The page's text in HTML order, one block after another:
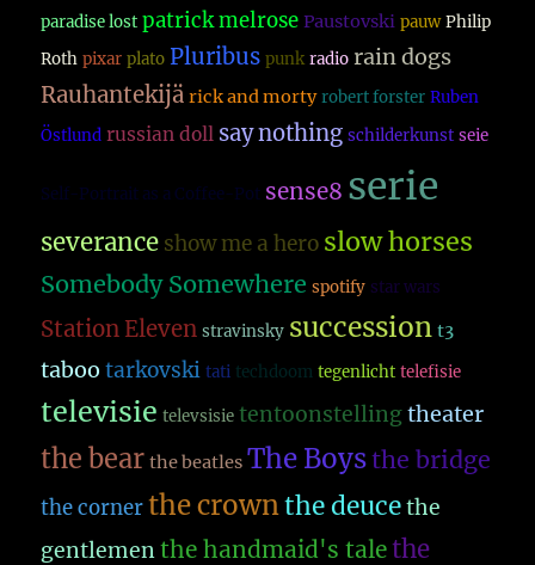
paradise lost patrick melrose Paustovski pauw Philip
Roth pixar plato Pluribus punk radio rain dogs
Rauhantekijä rick and morty robert forster Ruben
Östlund russian doll say nothing schilderkunst seie
Self-Portrait as a Coffee-Pot sense8 serie
severance show me a hero slow horses
Somebody Somewhere spotify star wars
Station Eleven stravinsky succession t3
taboo tarkovski tati techdoom tegenlicht telefisie
televisie televsisie tentoonstelling theater
the bear the beatles The Boysthe bridge
the corner the crownthe deuce the
gentlemen the handmaid's talethe